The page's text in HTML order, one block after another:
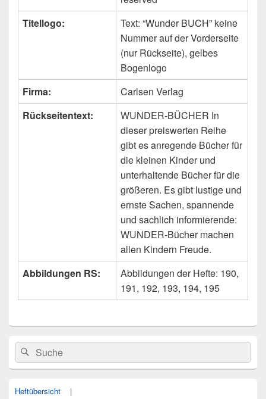
Titellogo:
Text: “Wunder BUCH” keine
Nummer auf der Vorderseite
(nur Rückseite), gelbes
Bogenlogo
Firma:
Carlsen Verlag
Rückseitentext:
WUNDER-BÜCHER In
dieser preiswerten Reihe
gibt es anregende Bücher für
die kleinen Kinder und
unterhaltende Bücher für die
größeren. Es gibt lustige und
ernste Sachen, spannende
und sachlich informierende:
WUNDER-Bücher machen
allen Kindern Freude.
Abbildungen RS:
Abbildungen der Hefte: 190,
191, 192, 193, 194, 195
Primärer
Seitenleisten
Widget-
Bereich
Search
for:
Suche
Heftübersicht |